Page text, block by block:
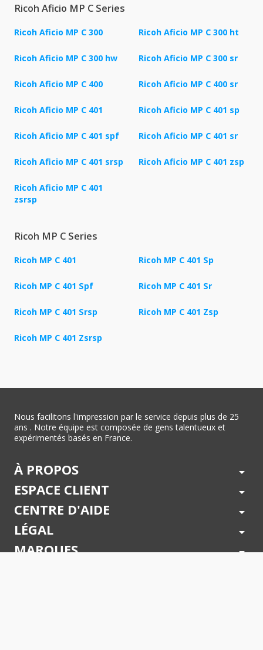
Ricoh Aficio MP C Series
Ricoh Aficio MP C 300 Ricoh Aficio MP C 300 ht
Ricoh Aficio MP C 300 hw Ricoh Aficio MP C 300 sr
Ricoh Aficio MP C 400 Ricoh Aficio MP C 400 sr
Ricoh Aficio MP C 401 Ricoh Aficio MP C 401 sp
Ricoh Aficio MP C 401 spf Ricoh Aficio MP C 401 sr
Ricoh Aficio MP C 401 srsp Ricoh Aficio MP C 401 zsp
Ricoh Aficio MP C 401
zsrsp
Ricoh MP C Series
Ricoh MP C 401 Ricoh MP C 401 Sp
Ricoh MP C 401 Spf Ricoh MP C 401 Sr
Ricoh MP C 401 Srsp Ricoh MP C 401 Zsp
Ricoh MP C 401 Zsrsp
Nous facilitons l'impression par le service depuis plus de 25
ans . Notre équipe est composée de gens talentueux et
expérimentés basés en France.
À PROPOS arrow_drop_down
ESPACE CLIENT arrow_drop_down
CENTRE D'AIDE arrow_drop_down
LÉGAL arrow_drop_down
MARQUES arrow_drop_down